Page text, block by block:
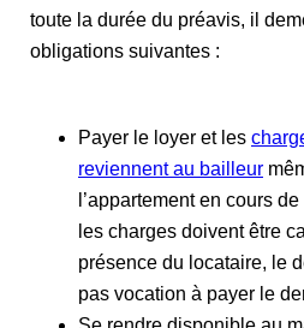
toute la durée du préavis, il
obligations suivantes :
Payer le loyer et les
reviennent au bailleur
l’appartement en cours
les charges doivent être
présence du locataire, le
pas vocation à payer le